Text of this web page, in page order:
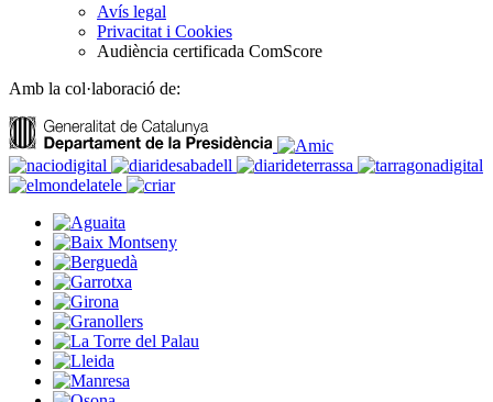
Avís legal
Privacitat i Cookies
Audiència certificada ComScore
Amb la col·laboració de: